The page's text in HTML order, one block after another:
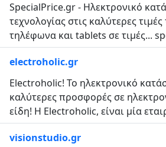
SpecialPrice.gr - Ηλεκτρονικό
τεχνολογίας στις καλύτερες
τηλέφωνα και tablets σε τιμές...
electroholic.gr
Electroholic! Το ηλεκτρονικό
καλύτερες προσφορές σε
είδη! H Electroholic, είναι μία
visionstudio.gr